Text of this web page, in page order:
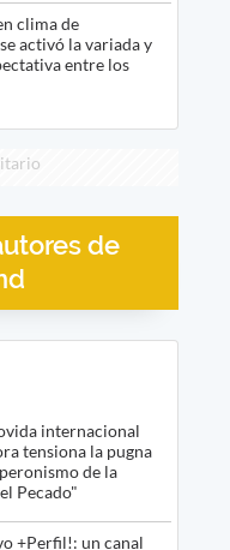
clima de
activó la variada y
entre los
de
internacional
tensiona la pugna
de la
Pecado"
+Perfil!: un canal